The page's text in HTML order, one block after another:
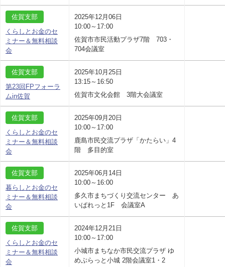
佐賀支部
くらしとお金のセ
ミナー＆無料相談
会
2025年12月06日
10:00～17:00
佐賀市市民活動プラザ7階 703・
704会議室
佐賀支部
第23回FPフォーラ
ムin佐賀
2025年10月25日
13:15～16:50
佐賀市文化会館 3階大会議室
佐賀支部
くらしとお金のセ
ミナー＆無料相談
会
2025年09月20日
10:00～17:00
鹿島市民交流プラザ「かたらい」4
階 多目的室
佐賀支部
暮らしとお金のセ
ミナー＆無料相談
会
2025年06月14日
10:00～16:00
多久市まちづくり交流センター あ
いぱれっと1F 会議室A
佐賀支部
くらしとお金のセ
ミナー＆無料相談
会
2024年12月21日
10:00～17:00
小城市まちなか市民交流プラザ ゆ
めぷらっと小城 2階会議室1・2